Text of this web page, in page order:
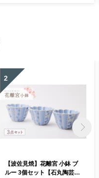
2
【波佐見焼】花離宮 小鉢 ブ
ルー 3個セット【石丸陶芸】